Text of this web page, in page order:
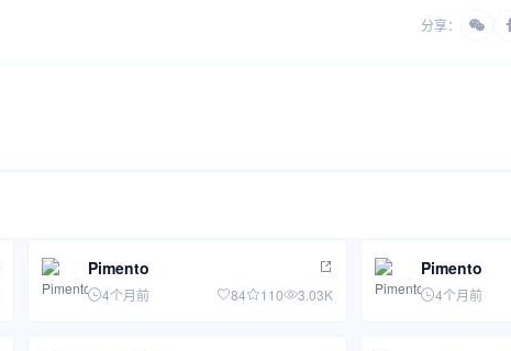
分享：
Pimento
4个月前 84 110 3.03K
Pimento
4个月前